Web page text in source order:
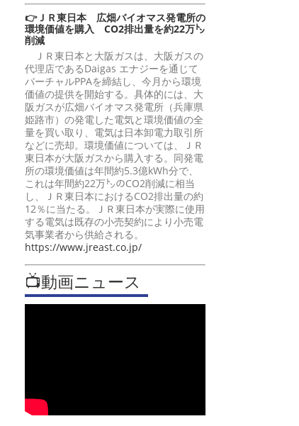
👉ＪＲ東日本 広畑バイオマス発電所の
環境価値を購入 CO2排出量を約22万㌧
削減
ＪＲ東日本と大阪ガスは、大阪ガスの
代理店であるDaigas エナジーを通じて
バーチャルPPAを締結し、今月から環境
価値の提供を開始する。具体的には、大
阪ガスが広畑バイオマス発電所（兵庫県
姫路市）の発電した電気と環境価値の全
量を買い取り、電気は日本卸電力取引所
などに売却。環境価値については、ＪＲ
東日本が大阪ガスから購入する。同発電
所の環境価値は年間約5.3億kWh分で、
これは年間約22万㌧のCO2削減に相当
し、ＪＲ東日本におけるCO2排出量の約
12％に当たる。ＪＲ東日本が実際に使用
する電気は既存の小売契約により小売電
気事業者から供給される。
https://www.jreast.co.jp/
📺動画ニュース